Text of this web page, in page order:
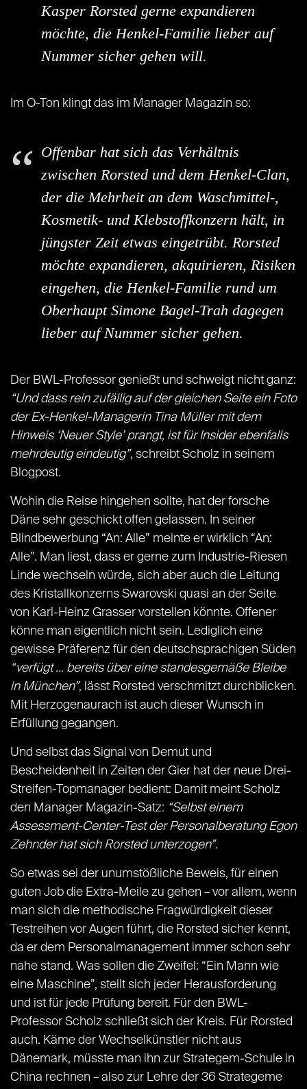
Kasper Rorsted gerne expandieren
möchte, die Henkel-Familie lieber auf
Nummer sicher gehen will.
Im O-Ton klingt das im Manager Magazin so:
Offenbar hat sich das Verhältnis
zwischen Rorsted und dem Henkel-Clan,
der die Mehrheit an dem Waschmittel-,
Kosmetik- und Klebstoffkonzern hält, in
jüngster Zeit etwas eingetrübt. Rorsted
möchte expandieren, akquirieren, Risiken
eingehen, die Henkel-Familie rund um
Oberhaupt Simone Bagel-Trah dagegen
lieber auf Nummer sicher gehen.
Der BWL-Professor genießt und schweigt nicht ganz:
“Und dass rein zufällig auf der gleichen Seite ein Foto
der Ex-Henkel-Managerin Tina Müller mit dem
Hinweis ‘Neuer Style’ prangt, ist für Insider ebenfalls
mehrdeutig eindeutig”, schreibt Scholz in seinem
Blogpost.
Wohin die Reise hingehen sollte, hat der forsche
Däne sehr geschickt offen gelassen. In seiner
Blindbewerbung “An: Alle” meinte er wirklich “An:
Alle”. Man liest, dass er gerne zum Industrie-Riesen
Linde wechseln würde, sich aber auch die Leitung
des Kristallkonzerns Swarovski quasi an der Seite
von Karl-Heinz Grasser vorstellen könnte. Offener
könne man eigentlich nicht sein. Lediglich eine
gewisse Präferenz für den deutschsprachigen Süden
“verfügt … bereits über eine standesgemäße Bleibe
in München”, lässt Rorsted verschmitzt durchblicken.
Mit Herzogenaurach ist auch dieser Wunsch in
Erfüllung gegangen.
Und selbst das Signal von Demut und
Bescheidenheit in Zeiten der Gier hat der neue Drei-
Streifen-Topmanager bedient: Damit meint Scholz
den Manager Magazin-Satz: “Selbst einem
Assessment-Center-Test der Personalberatung Egon
Zehnder hat sich Rorsted unterzogen”.
So etwas sei der unumstößliche Beweis, für einen
guten Job die Extra-Meile zu gehen – vor allem, wenn
man sich die methodische Fragwürdigkeit dieser
Testreihen vor Augen führt, die Rorsted sicher kennt,
da er dem Personalmanagement immer schon sehr
nahe stand. Was sollen die Zweifel: “Ein Mann wie
eine Maschine”, stellt sich jeder Herausforderung
und ist für jede Prüfung bereit. Für den BWL-
Professor Scholz schließt sich der Kreis. Für Rorsted
auch. Käme der Wechselkünstler nicht aus
Dänemark, müsste man ihn zur Strategem-Schule in
China rechnen – also zur Lehre der 36 Strategeme